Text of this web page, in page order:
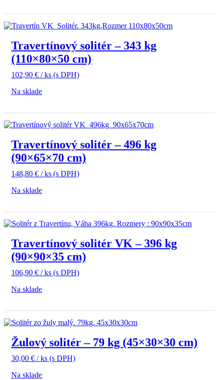
Travertínový solitér – 343 kg
(110×80×50 cm)
102,90 € / ks (s DPH)
Na sklade
Travertínový solitér – 496 kg
(90×65×70 cm)
148,80 € / ks (s DPH)
Na sklade
Travertínový solitér VK – 396 kg
(90×90×35 cm)
106,90 € / ks (s DPH)
Na sklade
Žulový solitér – 79 kg (45×30×30 cm)
30,00 € / ks (s DPH)
Na sklade